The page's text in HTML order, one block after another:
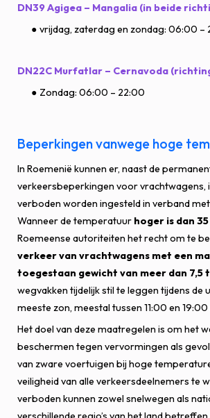
DN39 Agigea – Mangalia (in beide
vrijdag, zaterdag en zondag: 06:00 –
DN22C Murfatlar – Cernavoda
Zondag: 06:00 – 22:00
Beperkingen vanwege hoge
In Roemenië kunnen er, naast de
verkeersbeperkingen voor vrachtwagens,
verboden worden ingesteld in verband
Wanneer de temperatuur hoger is dan 35
Roemeense autoriteiten het recht om te
verkeer van vrachtwagens met een
toegestaan gewicht van meer dan 7,5
wegvakken tijdelijk stil te leggen tijdens de
meeste zon, meestal tussen 11:00 en 19:00
Het doel van deze maatregelen is om het
beschermen tegen vervormingen als
van zware voertuigen bij hoge
veiligheid van alle verkeersdeelnemers te
verboden kunnen zowel snelwegen als